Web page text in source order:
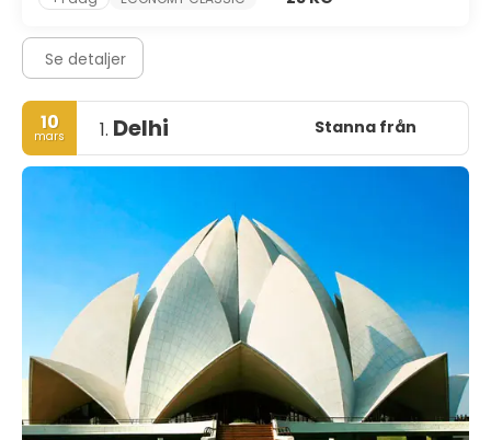
Se detaljer
10
mars 1. Delhi Stanna från